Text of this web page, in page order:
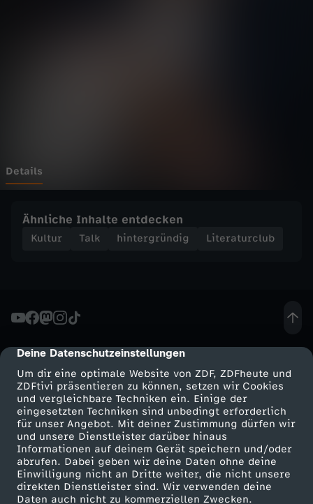
cmp-dialog-description
Deine Datenschutzeinstellungen
Um dir eine optimale Website von ZDF, ZDFheute und
ZDFtivi präsentieren zu können, setzen wir Cookies
und vergleichbare Techniken ein. Einige der
eingesetzten Techniken sind unbedingt erforderlich
für unser Angebot. Mit deiner Zustimmung dürfen wir
und unsere Dienstleister darüber hinaus
Informationen auf deinem Gerät speichern und/oder
abrufen. Dabei geben wir deine Daten ohne deine
Einwilligung nicht an Dritte weiter, die nicht unsere
direkten Dienstleister sind. Wir verwenden deine
Daten auch nicht zu kommerziellen Zwecken.
b
«
i
t
e
r
a
t
Details
Ähnliche Inhalte entdecken
Kultur Talk hintergründig Literaturclub
Mehr ZDF
ZDF-Apps
Smart TV
ZDFtext
Service
ZDFmitreden
Kontakt zum ZDF
Tickets